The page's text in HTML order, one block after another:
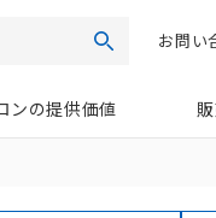
検索お問い
ンの提供価値